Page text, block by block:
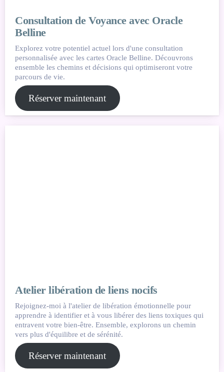
Consultation de Voyance avec Oracle
Belline
Explorez votre potentiel actuel lors d'une consultation
personnalisée avec les cartes Oracle Belline. Découvrons
ensemble les chemins et décisions qui optimiseront votre
parcours de vie.
Réserver maintenant
Atelier libération de liens nocifs
Rejoignez-moi à l'atelier de libération émotionnelle pour
apprendre à identifier et à vous libérer des liens toxiques qui
entravent votre bien-être. Ensemble, explorons un chemin
vers plus d'équilibre et de sérénité.
Réserver maintenant